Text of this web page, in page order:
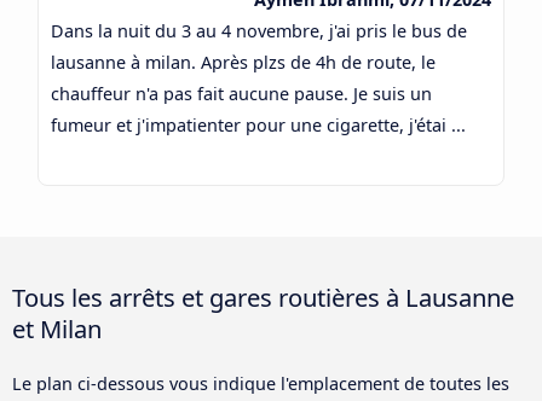
Dans la nuit du 3 au 4 novembre, j'ai pris le bus de
lausanne à milan. Après plzs de 4h de route, le
chauffeur n'a pas fait aucune pause. Je suis un
fumeur et j'impatienter pour une cigarette, j'étai ...
Tous les arrêts et gares routières à Lausanne
et Milan
Le plan ci-dessous vous indique l'emplacement de toutes les